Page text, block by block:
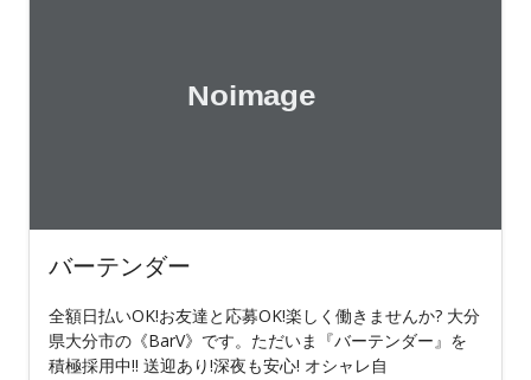
バーテンダー
全額日払いOK!お友達と応募OK!楽しく働きませんか? 大分
県大分市の《BarV》です。ただいま『バーテンダー』を
積極採用中!! 送迎あり!深夜も安心! オシャレ自